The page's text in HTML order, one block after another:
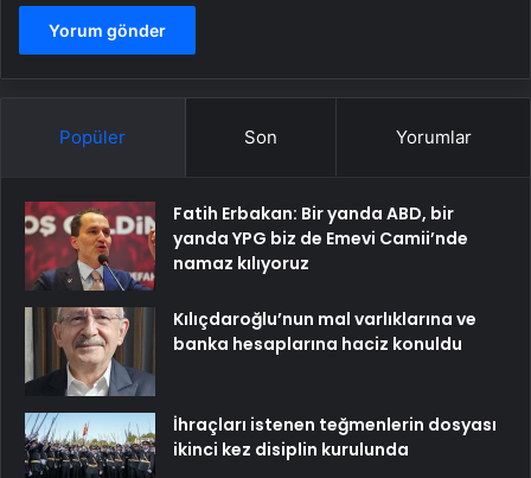
Popüler Son Yorumlar
Fatih Erbakan: Bir yanda ABD, bir
yanda YPG biz de Emevi Camii’nde
namaz kılıyoruz
Kılıçdaroğlu’nun mal varlıklarına ve
banka hesaplarına haciz konuldu
İhraçları istenen teğmenlerin dosyası
ikinci kez disiplin kurulunda